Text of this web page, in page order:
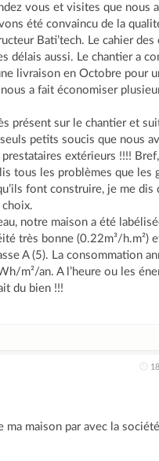
vous et visites que nous
été convaincu de la
Bati’tech. Le cahier des
délais aussi. Le chantier a
livraison en Octobre pour
a fait économiser
présent sur le chantier et
petits soucis que nous
extérieurs !!!!
tous les problèmes que les
font construire, je me dis
notre maison a été
très bonne (0.22m³/h.m²)
A (5). La consommation
m²/an. A l’heure ou les
du bien !!!
ma maison par avec la